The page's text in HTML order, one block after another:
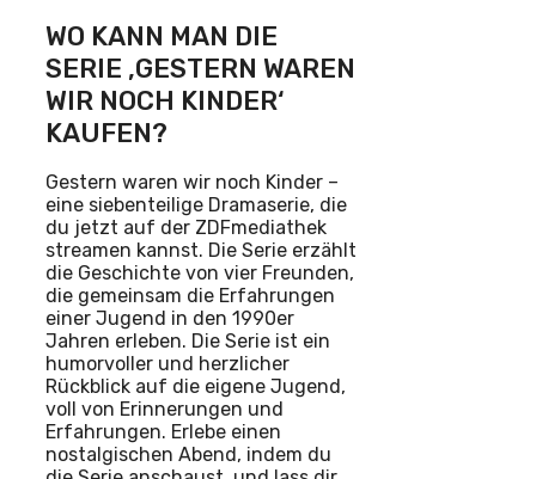
WO KANN MAN DIE
SERIE ‚GESTERN WAREN
WIR NOCH KINDER‘
KAUFEN?
Gestern waren wir noch Kinder –
eine siebenteilige Dramaserie, die
du jetzt auf der ZDFmediathek
streamen kannst. Die Serie erzählt
die Geschichte von vier Freunden,
die gemeinsam die Erfahrungen
einer Jugend in den 1990er
Jahren erleben. Die Serie ist ein
humorvoller und herzlicher
Rückblick auf die eigene Jugend,
voll von Erinnerungen und
Erfahrungen. Erlebe einen
nostalgischen Abend, indem du